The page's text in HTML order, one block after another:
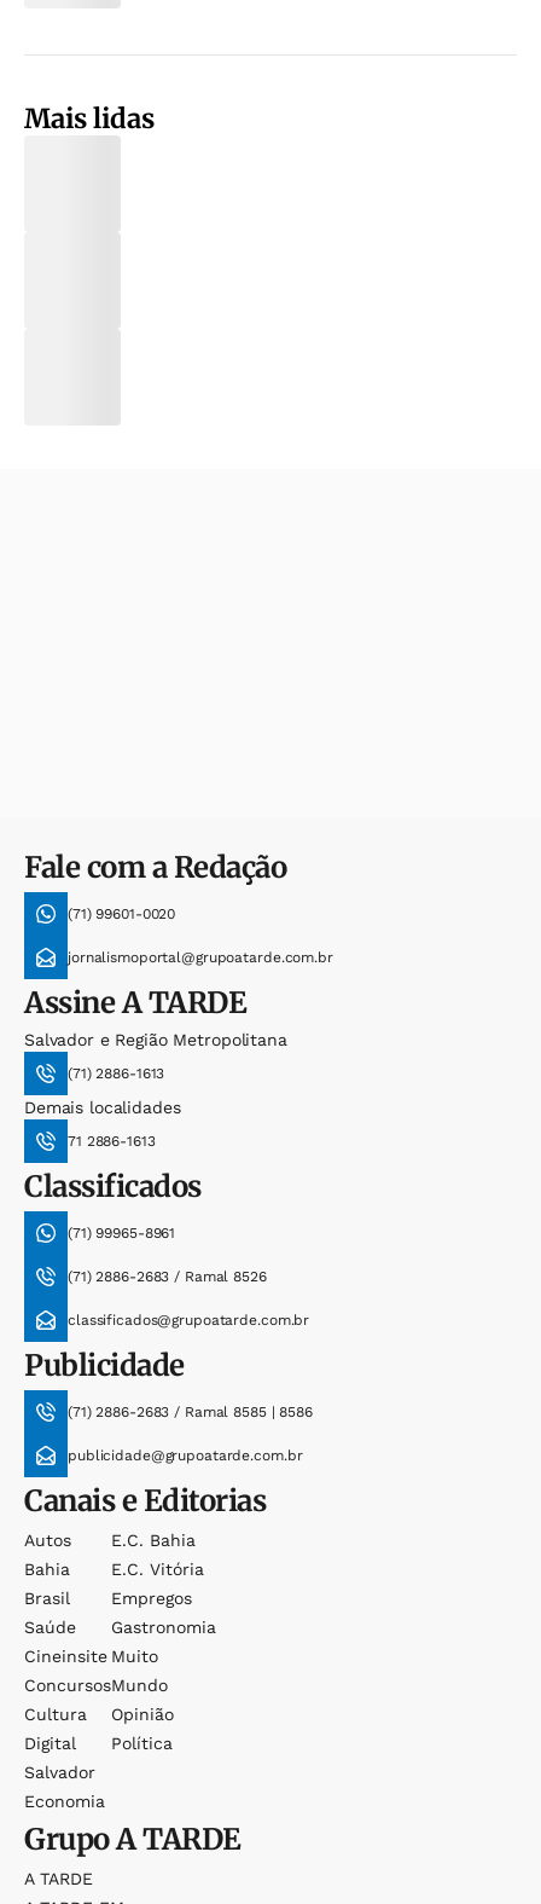
Mais lidas
Fale com a Redação
(71) 99601-0020
jornalismoportal@grupoatarde.com.br
AssineA TARDE
Salvador e Região Metropolitana
(71) 2886-1613
Demais localidades
71 2886-1613
Classificados
(71) 99965-8961
(71) 2886-2683 / Ramal 8526
classificados@grupoatarde.com.br
Publicidade
(71) 2886-2683 / Ramal 8585 | 8586
publicidade@grupoatarde.com.br
Canais e Editorias
Autos
Bahia
Brasil
Saúde
Cineinsite
Concursos
Cultura
Digital
Salvador
Economia
E.c. Bahia
E.c. Vitória
Empregos
Gastronomia
Muito
Mundo
Opinião
Política
GrupoA TARDE
A TARDE